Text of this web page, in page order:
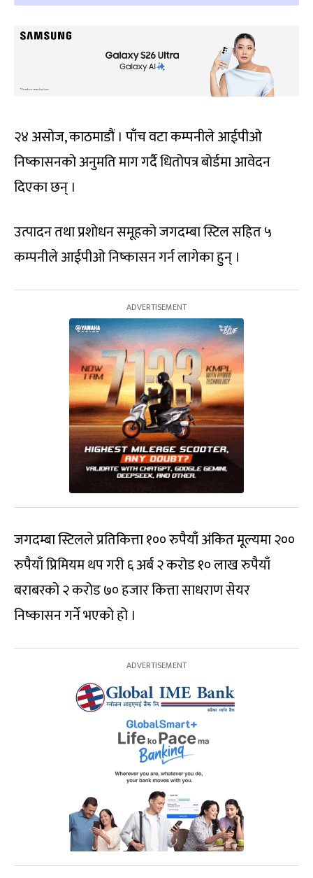
२४ असोज, काठमाडौं । पाँच वटा कम्पनीले आईपीओ
निष्कासनको अनुमति माग गर्दै धितोपत्र बोर्डमा आवेदन
दिएका छन् ।
उत्पादन तथा प्रशोधन समूहको जगदम्बा स्टिल सहित ५
कम्पनीले आईपीओ निष्कासन गर्न लागेका हुन् ।
जगदम्बा स्टिलले प्रतिकित्ता १०० रुपैयाँ अंकित मूल्यमा २००
रुपैयाँ प्रिमियम थप गरी ६ अर्ब २ करोड १० लाख रुपैयाँ
बराबरको २ करोड ७० हजार कित्ता साधराण सेयर
निष्कासन गर्ने भएको हो ।